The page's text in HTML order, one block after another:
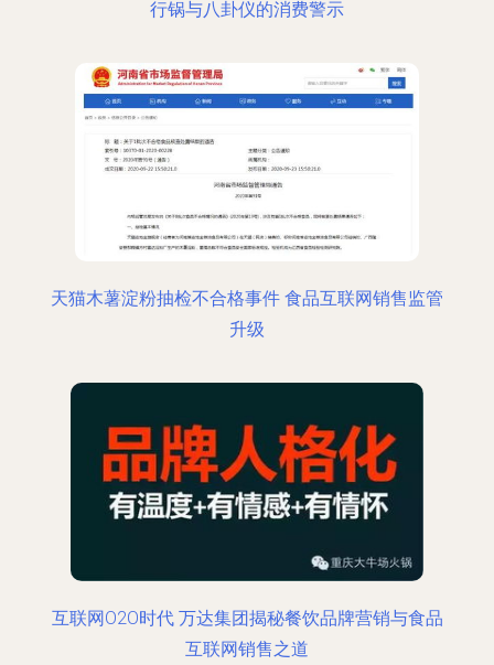
行锅与八卦仪的消费警示
天猫木薯淀粉抽检不合格事件 食品互联网销售监管
升级
互联网O2O时代 万达集团揭秘餐饮品牌营销与食品
互联网销售之道